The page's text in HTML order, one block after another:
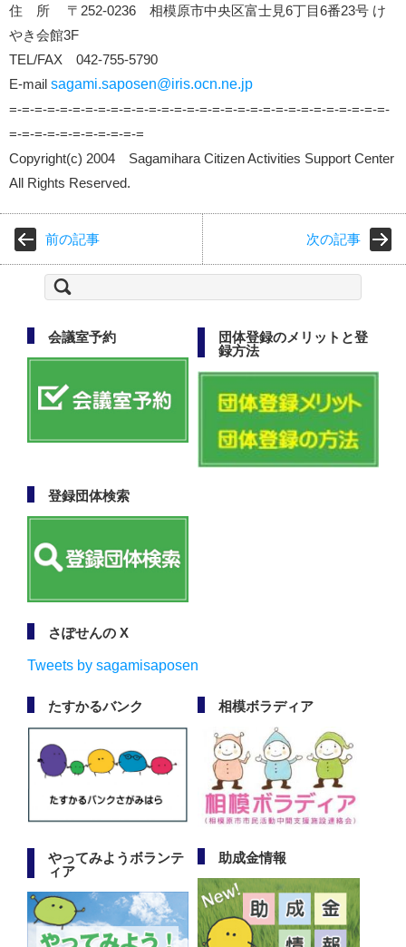
住 所 〒252-0236 相模原市中央区富士見6丁目6番23号 け
やき会館3F
TEL/FAX 042-755-5790
E-mail sagami.saposen@iris.ocn.ne.jp
=-=-=-=-=-=-=-=-=-=-=-=-=-=-=-=-=-=-=-=-=-=-=-=-=-=-=-=-=-=-
=-=-=-=-=-=-=-=-=-=-=
Copyright(c) 2004 Sagamihara Citizen Activities Support Center
All Rights Reserved.
前の記事 次の記事
検
索:
会議室予約
団体登録のメリットと登
録方法
登録団体検索
さぽせんの X
Tweets by sagamisaposen
たすかるバンク 相模ボラディア
やってみようボランテ
ィア
助成金情報